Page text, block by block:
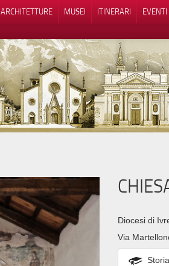
ARCHITETTURE MUSEI ITINERARI EVENTI
Diocesi di
Via
Le